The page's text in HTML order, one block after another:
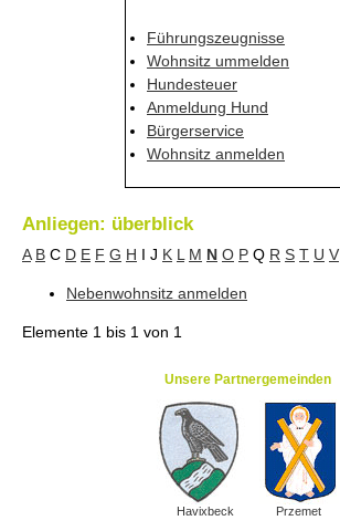
Führungszeugnisse
Wohnsitz ummelden
Hundesteuer
Anmeldung Hund
Bürgerservice
Wohnsitz anmelden
Anliegen: überblick
A B C D E F G H I J K L M N O P Q R S T U V
Nebenwohnsitz anmelden
Elemente 1 bis 1 von 1
Unsere Partnergemeinden
Havixbeck Przemet